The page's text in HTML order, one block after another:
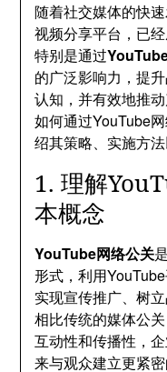
随着社交媒体的快
视频分享平台，已
特别是通过
的广泛影响力，提
认知，并有效地推
如何通过YouTube
绍其策略、实施方法
1. 理解
本概念
YouTube网络公关
形式，利用
实现宣传推广、树
相比传统的媒体公
互动性和传播性，
来与观众建立更紧密